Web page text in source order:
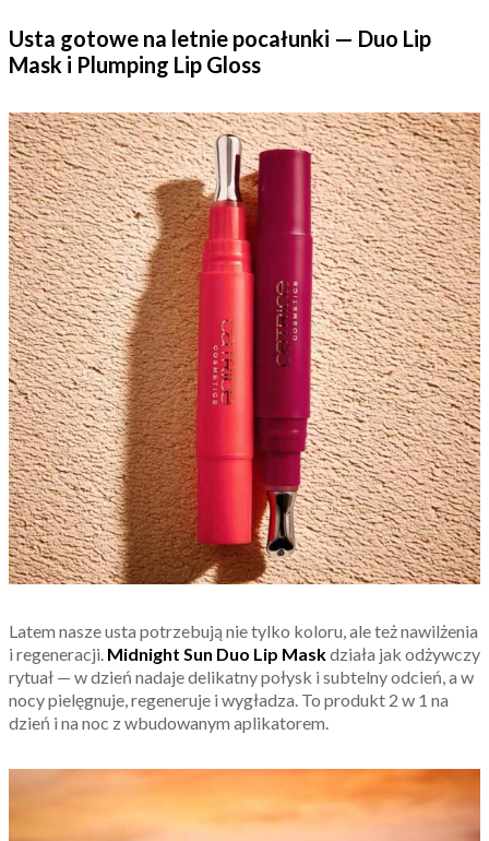
Usta gotowe na letnie pocałunki — Duo Lip
Mask i Plumping Lip Gloss
Latem nasze usta potrzebują nie tylko koloru, ale też nawilżenia
i regeneracji. Midnight Sun Duo Lip Maskdziała jak odżywczy
rytuał — w dzień nadaje delikatny połysk i subtelny odcień, a w
nocy pielęgnuje, regeneruje i wygładza. To produkt 2 w 1 na
dzień i na noc z wbudowanym aplikatorem.